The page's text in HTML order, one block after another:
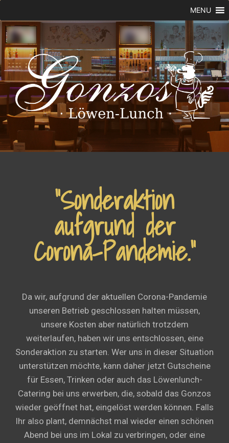
MENU
“Sonderaktion
aufgrund der
Corona-Pandemie.”
Da wir, aufgrund der aktuellen Corona-Pandemie
unseren Betrieb geschlossen halten müssen,
unsere Kosten aber natürlich trotzdem
weiterlaufen, haben wir uns entschlossen, eine
Sonderaktion zu starten. Wer uns in dieser Situation
unterstützen möchte, kann daher jetzt Gutscheine
für Essen, Trinken oder auch das Löwenlunch-
Catering bei uns erwerben, die, sobald das Gonzos
wieder geöffnet hat, eingelöst werden können. Falls
Ihr also plant, demnächst mal wieder einen schönen
Abend bei uns im Lokal zu verbringen, oder eine